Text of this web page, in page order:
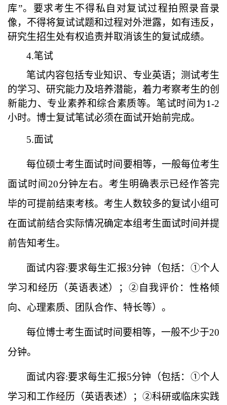
库”。要求考生不得私自对复试过程拍照录音录
像，不得将复试试题和过程对外泄露，如有违反，
研究生招生处有权追责并取消该生的复试成绩。
4.笔试
笔试内容包括专业知识、专业英语；测试考生
的学习、研究能力及培养潜能，着力考察考生的创
新能力、专业素养和综合素质等。笔试时间为1-2
小时。 博士复试笔试必须在面试开始前完成。
5.面试
每位硕士考生面试时间要相等，一般每位考生
面试时间 20分钟左右。 考生明确表示已经作答完
毕的可提前结束考核。考生人数较多的复试小组可
在面试前结合实际情况确定本组考生面试时间并提
前告知考生。
面试内容:要求每生汇报3分钟（包括：①个人
学习和经历（英语表述）；②自我评价：性格倾
向、心理素质、团队合作、特长等）。
每位博士考生面试时间要相等，一般不少于20
分钟。
面试内容:要求每生汇报5分钟（包括：①个人
学习和工作经历（英语表述）；②科研或临床实践